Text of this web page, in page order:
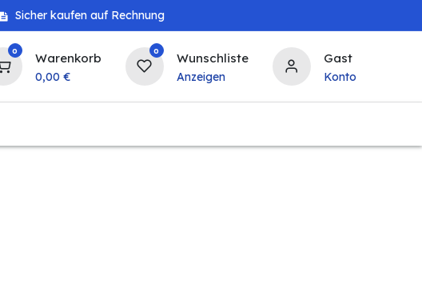
Sicher kaufen auf Rechnung
0 Warenkorb
0,00 €
0 Wunschliste
Anzeigen
Gast
Konto